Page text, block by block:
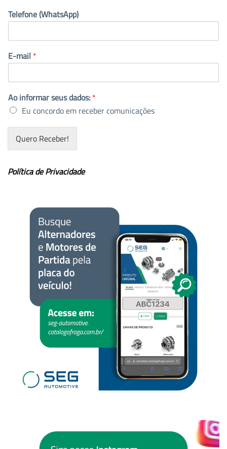
Telefone (WhatsApp)
E-mail *
Ao informar seus dados: *
Eu concordo em receber comunicações
Quero Receber!
Política de Privacidade